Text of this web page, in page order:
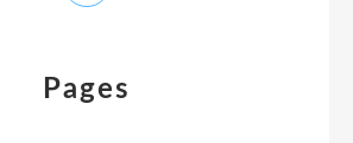
Pages